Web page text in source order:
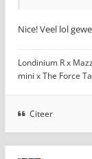
Nice! Veel lol
Londinium R x
mini x The Force
Citeer